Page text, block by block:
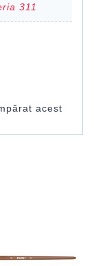
311
acest